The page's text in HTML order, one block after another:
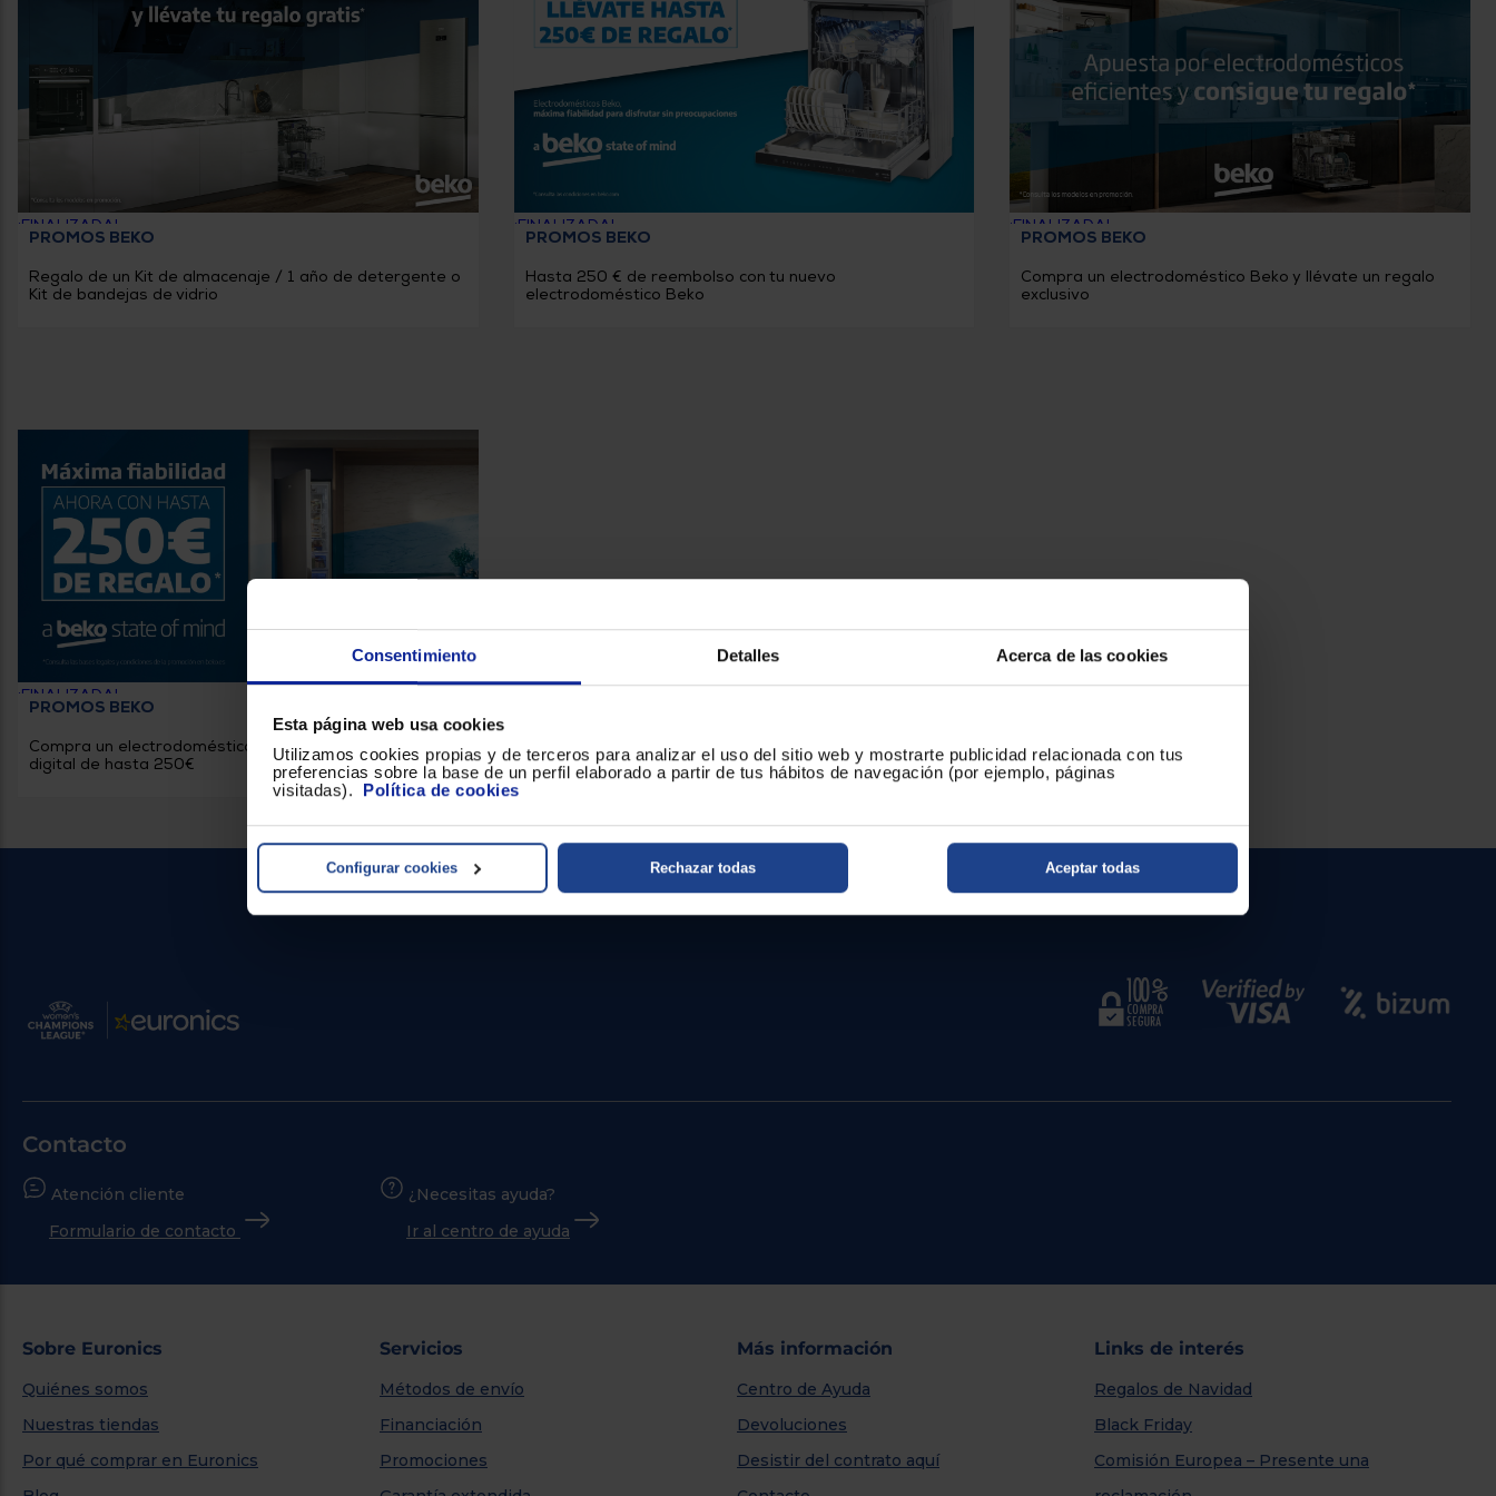
Consentimiento Detalles Acerca de las cookies
Esta página web usa cookies
Utilizamos cookies propias y de terceros para analizar el uso del sitio web y mostrarte publicidad relacionada con tus
preferencias sobre la base de un perfil elaborado a partir de tus hábitos de navegación (por ejemplo, páginas
visitadas). Política de cookies
Rechazar todas
Configurar cookies Aceptar todas
usuarios
de
dispositivos
táctiles
pueden
usar
los
gestos
tocar
¡FINALIZADA!
PROMOS BEKO
Regalo de un Kit de almacenaje / 1 año de detergente o
Kit de bandejas de vidrio
¡FINALIZADA!
PROMOS BEKO
Hasta 250 € de reembolso con tu nuevo
electrodoméstico Beko
¡FINALIZADA!
PROMOS BEKO
Compra un electrodoméstico Beko y llévate un regalo
exclusivo
¡FINALIZADA!
PROMOS BEKO
Compra un electrodoméstico Beko y llévate una tarjeta
digital de hasta 250€
Ver promociones de otros fabricantes
Contacto
Atención cliente
Formulario de contacto
¿Necesitas ayuda?
Ir al centro de ayuda
Sobre Euronics
Quiénes somos
Nuestras tiendas
Por qué comprar en Euronics
Servicios
Métodos de envío
Financiación
Promociones
Más información
Centro de Ayuda
Devoluciones
Desistir del contrato aquí
Links de interés
Regalos de Navidad
Black Friday
Comisión Europea – Presente una